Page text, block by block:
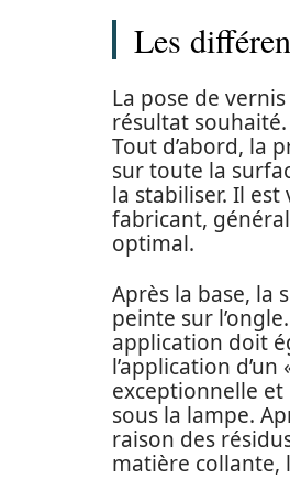
Les
La pose de
résultat
Tout d’abord, la
sur toute la
la stabiliser. Il
fabricant,
optimal.
Après la base, la
peinte sur
application doit
l’application
exceptionnelle
sous la lampe.
raison des
matière collante,